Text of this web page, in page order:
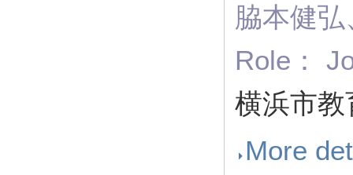
脇本健
Role：
横浜市
More